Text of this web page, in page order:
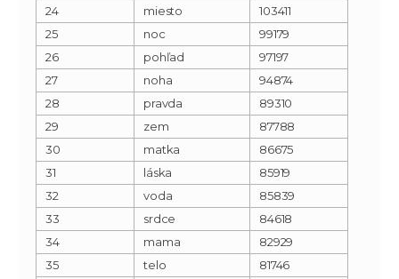
24
miesto
103411
25
noc
99179
26
pohľad
97197
27
noha
94874
28
pravda
89310
29
zem
87788
30
matka
86675
31
láska
85919
32
voda
85839
33
srdce
84618
34
mama
82929
35
telo
81746